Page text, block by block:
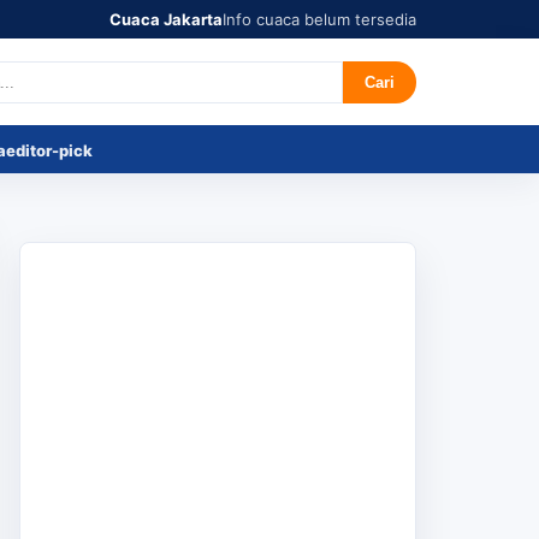
Cuaca JakartaInfo cuaca belum tersedia
Pick Cari
editor-pick